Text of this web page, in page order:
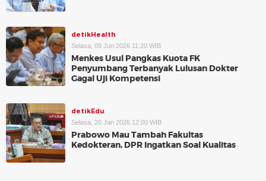
detikHealth
Selasa, 09 Jun 2026 11:20 WIB
Menkes Usul Pangkas Kuota FK
Penyumbang Terbanyak Lulusan Dokter
Gagal Uji Kompetensi
detikEdu
Selasa, 20 Jan 2026 12:00 WIB
Prabowo Mau Tambah Fakultas
Kedokteran, DPR Ingatkan Soal Kualitas